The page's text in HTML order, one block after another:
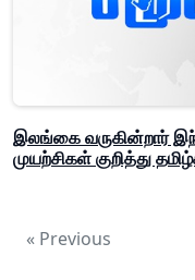
இலங்கை வருகின்றார்
முயற்சிகள் குறித்து
« Previous